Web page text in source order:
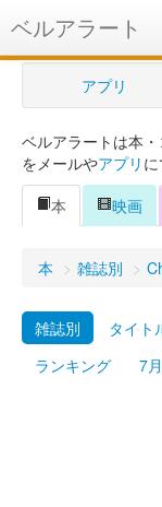
ベルアラート
ベルアラートとは
ヘルプ
新規登録
ログイン
Myシェルフ
プレミアム
アプリ
ベルアラートは本
をメールやアプリ
本
映画
本 > 雑誌別 >
雑誌別 タイト
ランキング
7